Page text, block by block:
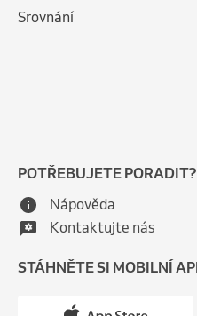
Srovnání
POTŘEBUJETE PORADIT?
Nápověda
Kontaktujte nás
STÁHNĚTE SI MOBILNÍ